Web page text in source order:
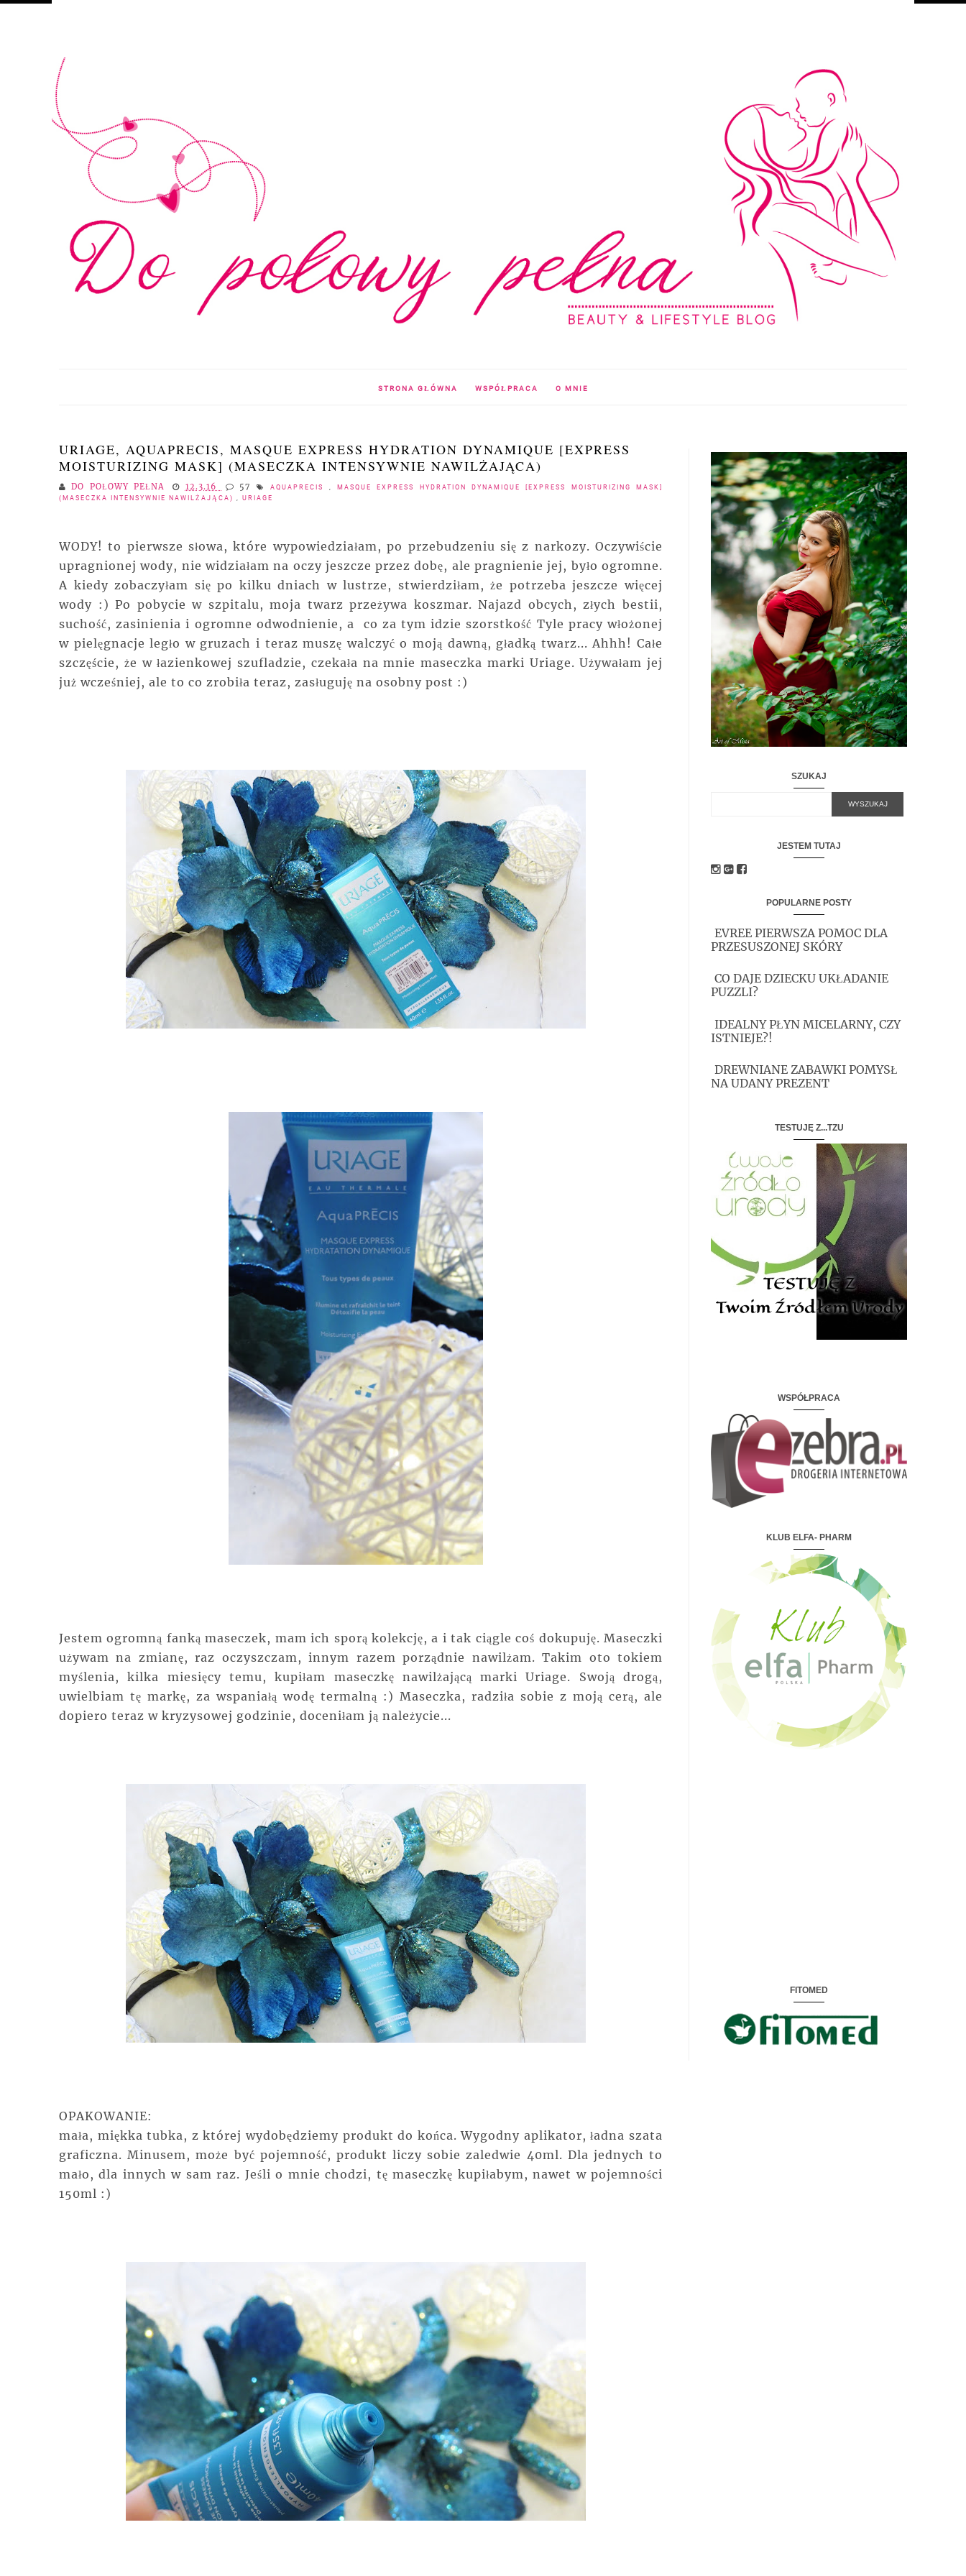
STRONA GŁÓWNA WSPÓŁPRACA O MNIE
URIAGE, AQUAPRECIS, MASQUE EXPRESS HYDRATION DYNAMIQUE [EXPRESS
MOISTURIZING MASK] (MASECZKA INTENSYWNIE NAWILŻAJĄCA)
DO POŁOWY PEŁNA 12.3.16 57 AQUAPRECIS ,
MASQUE EXPRESS HYDRATION DYNAMIQUE [EXPRESS MOISTURIZING MASK]
(MASECZKA INTENSYWNIE NAWILŻAJĄCA) , URIAGE
WODY! to pierwsze słowa, które wypowiedziałam, po przebudzeniu się z narkozy. Oczywiście
upragnionej wody, nie widziałam na oczy jeszcze przez dobę, ale pragnienie jej, było ogromne.
A kiedy zobaczyłam się po kilku dniach w lustrze, stwierdziłam, że potrzeba jeszcze więcej
wody :) Po pobycie w szpitalu, moja twarz przeżywa koszmar. Najazd obcych, złych bestii,
suchość, zasinienia i ogromne odwodnienie, a co za tym idzie szorstkość Tyle pracy włożonej
w pielęgnacje legło w gruzach i teraz muszę walczyć o moją dawną, gładką twarz... Ahhh! Całe
szczęście, że w łazienkowej szufladzie, czekała na mnie maseczka marki Uriage. Używałam jej
już wcześniej, ale to co zrobiła teraz, zasługuję na osobny post :)
Jestem ogromną fanką maseczek, mam ich sporą kolekcję, a i tak ciągle coś dokupuję. Maseczki
używam na zmianę, raz oczyszczam, innym razem porządnie nawilżam. Takim oto tokiem
myślenia, kilka miesięcy temu, kupiłam maseczkę nawilżającą marki Uriage. Swoją drogą,
uwielbiam tę markę, za wspaniałą wodę termalną :) Maseczka, radziła sobie z moją cerą, ale
dopiero teraz w kryzysowej godzinie, doceniłam ją należycie...
OPAKOWANIE:
mała, miękka tubka, z której wydobędziemy produkt do końca. Wygodny aplikator, ładna szata
graficzna. Minusem, może być pojemność, produkt liczy sobie zaledwie 40ml. Dla jednych to
mało, dla innych w sam raz. Jeśli o mnie chodzi, tę maseczkę kupiłabym, nawet w pojemności
150ml :)
SZUKAJ
JESTEM TUTAJ
POPULARNE POSTY
EVREE PIERWSZA POMOC DLA
PRZESUSZONEJ SKÓRY
CO DAJE DZIECKU UKŁADANIE
PUZZLI?
IDEALNY PŁYN MICELARNY, CZY
ISTNIEJE?!
DREWNIANE ZABAWKI POMYSŁ
NA UDANY PREZENT
TESTUJĘ Z...TZU
WSPÓŁPRACA
KLUB ELFA- PHARM
FITOMED